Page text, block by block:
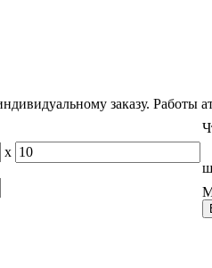
заказу. Работы
x